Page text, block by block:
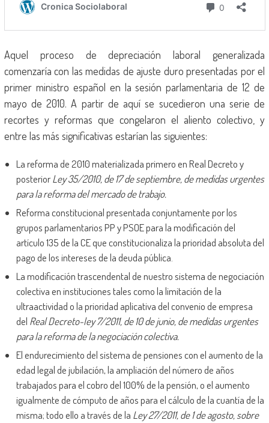
Aquel proceso de depreciación laboral generalizada
comenzaría con las medidas de ajuste duro presentadas por el
primer ministro español en la sesión parlamentaria de 12 de
mayo de 2010. A partir de aquí se sucedieron una serie de
recortes y reformas que congelaron el aliento colectivo, y
entre las más significativas estarían las siguientes:
La reforma de 2010 materializada primero en Real Decreto y
posteriorLey 35/2010, de 17 de septiembre, de medidas urgentes
para la reforma del mercado de trabajo.
Reforma constitucional presentada conjuntamente por los
grupos parlamentarios PP y PSOE para la modificación del
artículo 135 de la CE que constitucionaliza la prioridad absoluta del
pago de los intereses de la deuda pública.
La modificación trascendental de nuestro sistema de negociación
colectiva en instituciones tales como la limitación de la
ultraactividad o la prioridad aplicativa del convenio de empresa
del Real Decreto-ley 7/2011, de 10 de junio, de medidas urgentes
para la reforma de la negociación colectiva.
El endurecimiento del sistema de pensiones con el aumento de la
edad legal de jubilación, la ampliación del número de años
trabajados para el cobro del 100% de la pensión, o el aumento
igualmente de cómputo de años para el cálculo de la cuantía de la
misma; todo ello a través de la Ley 27/2011, de 1 de agosto, sobre